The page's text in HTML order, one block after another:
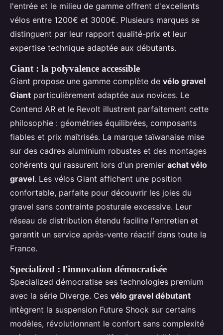
l'entrée et le milieu de gamme offrent d'excellents
vélos entre 1200€ et 3000€. Plusieurs marques se
distinguent par leur rapport qualité-prix et leur
expertise technique adaptée aux débutants.
Giant : la polyvalence accessible
Giant propose une gamme complète de vélo gravel
Giant particulièrement adaptée aux novices. Le
Contend AR et le Revolt illustrent parfaitement cette
philosophie : géométries équilibrées, composants
fiables et prix maîtrisés. La marque taïwanaise mise
sur des cadres aluminium robustes et des montages
cohérents qui rassurent lors d'un premier achat vélo
gravel. Les vélos Giant affichent une position
confortable, parfaite pour découvrir les joies du
gravel sans contrainte posturale excessive. Leur
réseau de distribution étendu facilite l'entretien et
garantit un service après-vente réactif dans toute la
France.
Specialized : l'innovation démocratisée
Specialized démocratise ses technologies premium
avec la série Diverge. Ces vélo gravel débutant
intègrent la suspension Future Shock sur certains
modèles, révolutionnant le confort sans complexité